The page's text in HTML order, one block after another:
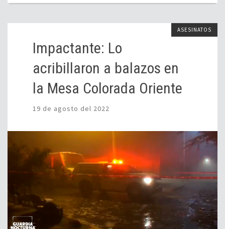
ASESINATOS
Impactante: Lo
acribillaron a balazos en
la Mesa Colorada Oriente
19 de agosto del 2022